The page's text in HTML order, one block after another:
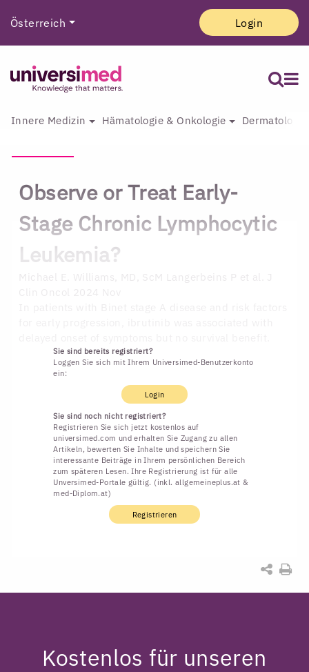
Österreich Login
Innere Medizin Hämatologie & Onkologie
Observe or Treat Early-
Stage Chronic Lymphocytic
Leukemia?
Sie sind bereits registriert?
Loggen Sie sich mit Ihrem Universimed-Benutzerkonto
ein:
Login
Sie sind noch nicht registriert?
Registrieren Sie sich jetzt kostenlos auf
universimed.com und erhalten Sie Zugang zu allen
Artikeln, bewerten Sie Inhalte und speichern Sie
interessante Beiträge in Ihrem persönlichen Bereich
zum späteren Lesen. Ihre Registrierung ist für alle
Unversimed-Portale gültig. (inkl. allgemeineplus.at &
med-Diplom.at)
Registrieren
Kostenlos für unseren